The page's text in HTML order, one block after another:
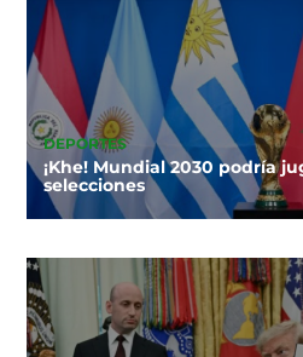
DEPORTES
¡Khe! Mundial 2030 podría
selecciones